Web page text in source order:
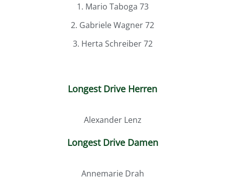
1. Mario Taboga 73
2. Gabriele Wagner 72
3. Herta Schreiber 72
Longest Drive Herren
Alexander Lenz
Longest Drive Damen
Annemarie Drah